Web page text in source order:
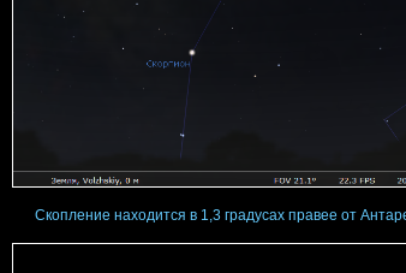
Скопление находится в 1,3 градусах правее от